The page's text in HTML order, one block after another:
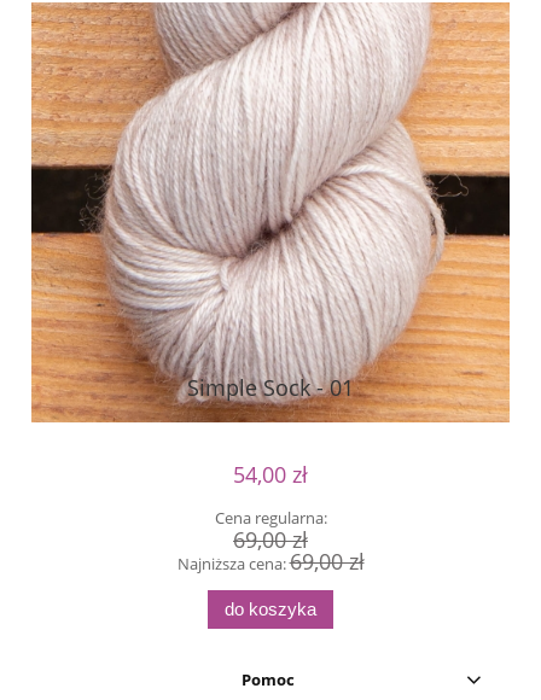
Simple Sock - 01
54,00 zł
Cena regularna:
69,00 zł
Najniższa cena:69,00 zł
do koszyka
Pomoc